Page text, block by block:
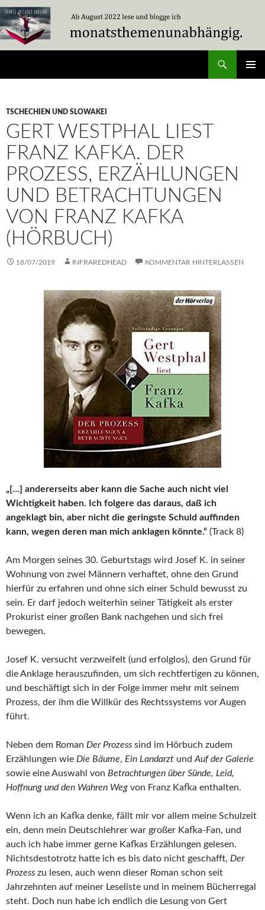
Zum
Inhalt
springen
TSCHECHIEN UND SLOWAKEI
GERT WESTPHAL LIEST
FRANZ KAFKA. DER
PROZESS, ERZÄHLUNGEN
UND BETRACHTUNGEN
VON FRANZ KAFKA
(HÖRBUCH)
18/07/2019 INFRAREDHEAD KOMMENTAR HINTERLASSEN
„[…] andererseits aber kann die Sache auch nicht viel
Wichtigkeit haben. Ich folgere das daraus, daß ich
angeklagt bin, aber nicht die geringste Schuld auffinden
kann, wegen deren man mich anklagen könnte.“ (Track 8)
Am Morgen seines 30. Geburtstags wird Josef K. in seiner
Wohnung von zwei Männern verhaftet, ohne den Grund
hierfür zu erfahren und ohne sich einer Schuld bewusst zu
sein. Er darf jedoch weiterhin seiner Tätigkeit als erster
Prokurist einer großen Bank nachgehen und sich frei
bewegen.
Josef K. versucht verzweifelt (und erfolglos), den Grund für
die Anklage herauszufinden, um sich rechtfertigen zu können,
und beschäftigt sich in der Folge immer mehr mit seinem
Prozess, der ihm die Willkür des Rechtssystems vor Augen
führt.
Neben dem Roman Der Prozess sind im Hörbuch zudem
Erzählungen wie Die Bäume, Ein Landarzt und Auf der Galerie
sowie eine Auswahl von Betrachtungen über Sünde, Leid,
Hoffnung und den Wahren Weg von Franz Kafka enthalten.
Wenn ich an Kafka denke, fällt mir vor allem meine Schulzeit
ein, denn mein Deutschlehrer war großer Kafka-Fan, und
auch ich habe immer gerne Kafkas Erzählungen gelesen.
Nichtsdestotrotz hatte ich es bis dato nicht geschafft, Der
Prozess zu lesen, auch wenn dieser Roman schon seit
Jahrzehnten auf meiner Leseliste und in meinem Bücherregal
steht. Doch nun habe ich endlich die Lesung von Gert